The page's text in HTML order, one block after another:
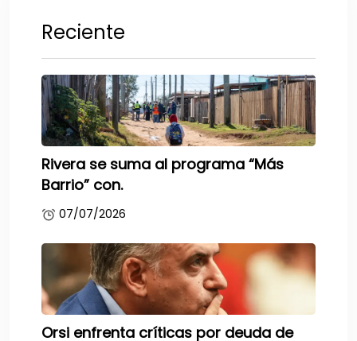
Reciente
Rivera se suma al programa “Más
Barrio” con.
07/07/2026
Orsi enfrenta críticas por deuda de